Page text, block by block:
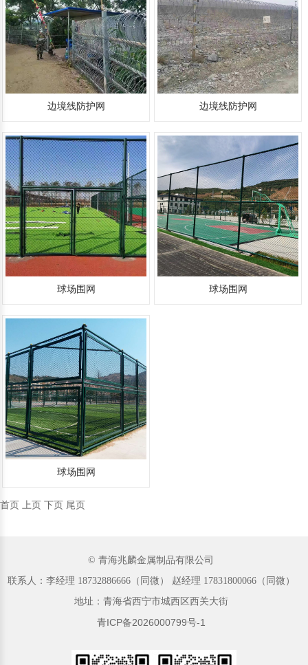
边境线防护网 边境线防护网
球场围网 球场围网
球场围网
首页 上页 下页 尾页
© 青海兆麟金属制品有限公司
联系人：李经理‬ 18732886666（同微）‬‬ 赵经理 17831800066（同微）
地址：青海省西宁市城西区西关大街
青ICP备2026000799号-1